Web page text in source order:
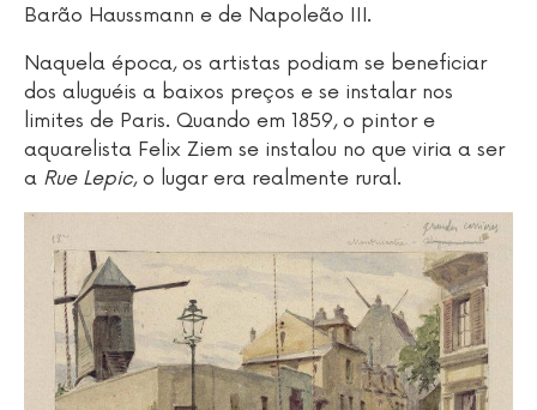
Barão Haussmann e de Napoleão III.
Naquela época, os artistas podiam se beneficiar
dos aluguéis a baixos preços e se instalar nos
limites de Paris. Quando em 1859, o pintor e
aquarelista Felix Ziem se instalou no que viria a ser
a Rue Lepic, o lugar era realmente rural.